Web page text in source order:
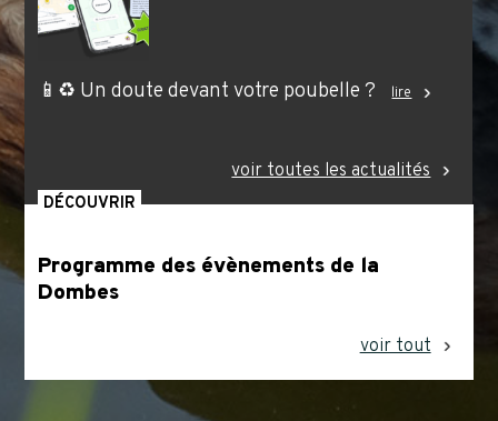
📱♻️ Un doute devant votre poubelle ? lire
voir toutes les actualités
DÉCOUVRIR
Programme des évènements de la
Dombes
voir tout